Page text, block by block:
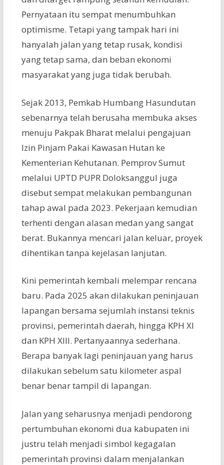
Pernyataan itu sempat menumbuhkan
optimisme. Tetapi yang tampak hari ini
hanyalah jalan yang tetap rusak, kondisi
yang tetap sama, dan beban ekonomi
masyarakat yang juga tidak berubah.
Sejak 2013, Pemkab Humbang Hasundutan
sebenarnya telah berusaha membuka akses
menuju Pakpak Bharat melalui pengajuan
Izin Pinjam Pakai Kawasan Hutan ke
Kementerian Kehutanan. Pemprov Sumut
melalui UPTD PUPR Doloksanggul juga
disebut sempat melakukan pembangunan
tahap awal pada 2023. Pekerjaan kemudian
terhenti dengan alasan medan yang sangat
berat. Bukannya mencari jalan keluar, proyek
dihentikan tanpa kejelasan lanjutan.
Kini pemerintah kembali melempar rencana
baru. Pada 2025 akan dilakukan peninjauan
lapangan bersama sejumlah instansi teknis
provinsi, pemerintah daerah, hingga KPH XI
dan KPH XIII. Pertanyaannya sederhana.
Berapa banyak lagi peninjauan yang harus
dilakukan sebelum satu kilometer aspal
benar benar tampil di lapangan.
Jalan yang seharusnya menjadi pendorong
pertumbuhan ekonomi dua kabupaten ini
justru telah menjadi simbol kegagalan
pemerintah provinsi dalam menjalankan